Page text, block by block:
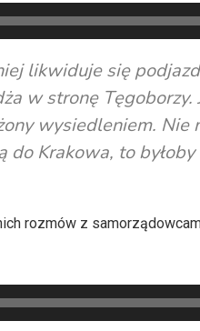
likwiduje się
w stronę
wysiedleniem. Nie
do Krakowa, to
rozmów z